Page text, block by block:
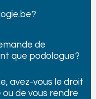
de
que podologue?
avez-vous le droit
de vous rendre